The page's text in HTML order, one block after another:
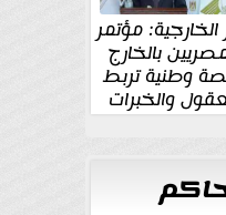
الخارجية: مؤتمر
بالخارج
وطنية تربط
والخبرات
بالدولة